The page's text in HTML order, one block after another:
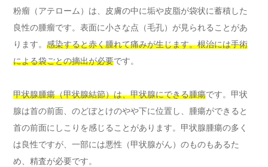
粉瘤（アテローム）は、皮膚の中に垢や皮脂が袋状に蓄積した
良性の腫瘤です。表面に小さな点（毛孔）が見られることがあ
ります。 感染すると赤く腫れて痛みが生じます。根治には手術
による袋ごとの摘出が必要です。
甲状腺腫瘍（甲状腺結節）は、甲状腺にできる腫瘍です。甲状
腺は首の前面、のどぼとけのやや下に位置し、腫瘍ができると
首の前面にしこりを感じることがあります。甲状腺腫瘍の多く
は良性ですが、一部には悪性（甲状腺がん）のものもあるた
め、精査が必要です。